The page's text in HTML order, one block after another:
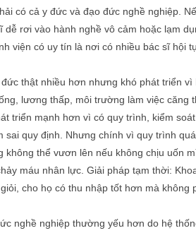
có cả y đức và đạo đức nghề nghiệp.
dễ rơi vào hành nghề vô cảm hoặc lạm
viện có uy tín là nơi có nhiều bác sĩ hội
thật nhiều hơn nhưng khó phát triển vì
lương thấp, môi trường làm việc căng
triển mạnh hơn vì có quy trình, kiểm
sai quy định. Nhưng chính vì quy trình
không thể vươn lên nếu không chịu uốn
máu nhân lực. Giải pháp tạm thời:
cho họ có thu nhập tốt hơn mà không
nghề nghiệp thường yếu hơn do hệ